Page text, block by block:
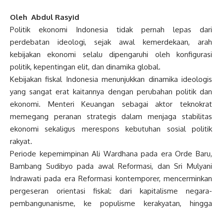
Oleh Abdul Rasyid
Politik ekonomi Indonesia tidak pernah lepas dari
perdebatan ideologi, sejak awal kemerdekaan, arah
kebijakan ekonomi selalu dipengaruhi oleh konfigurasi
politik, kepentingan elit, dan dinamika global.
Kebijakan fiskal Indonesia menunjukkan dinamika ideologis
yang sangat erat kaitannya dengan perubahan politik dan
ekonomi. Menteri Keuangan sebagai aktor teknokrat
memegang peranan strategis dalam menjaga stabilitas
ekonomi sekaligus merespons kebutuhan sosial politik
rakyat.
Periode kepemimpinan Ali Wardhana pada era Orde Baru,
Bambang Sudibyo pada awal Reformasi, dan Sri Mulyani
Indrawati pada era Reformasi kontemporer, mencerminkan
pergeseran orientasi fiskal: dari kapitalisme negara-
pembangunanisme, ke populisme kerakyatan, hingga